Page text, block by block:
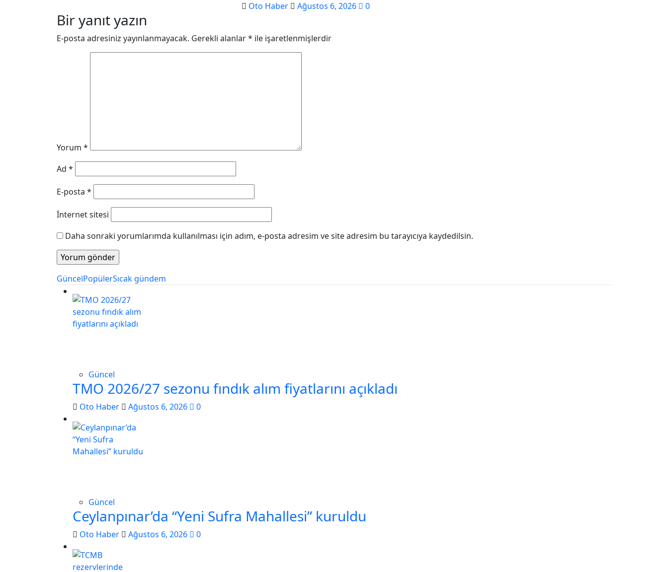
Oto Haber Ağustos 6, 2026 0
Bir yanıt yazın
E-posta adresiniz yayınlanmayacak. Gerekli alanlar* ile işaretlenmişlerdir
Yorum *
Ad *
E-posta *
İnternet sitesi
Daha sonraki yorumlarımda kullanılması için adım, e-posta adresim ve site adresim bu tarayıcıya kaydedilsin.
GüncelPopülerSıcak gündem
Güncel
TMO 2026/27 sezonu fındık alım fiyatlarını açıkladı
Oto Haber Ağustos 6, 2026 0
Güncel
Ceylanpınar’da “Yeni Sufra Mahallesi” kuruldu
Oto Haber Ağustos 6, 2026 0